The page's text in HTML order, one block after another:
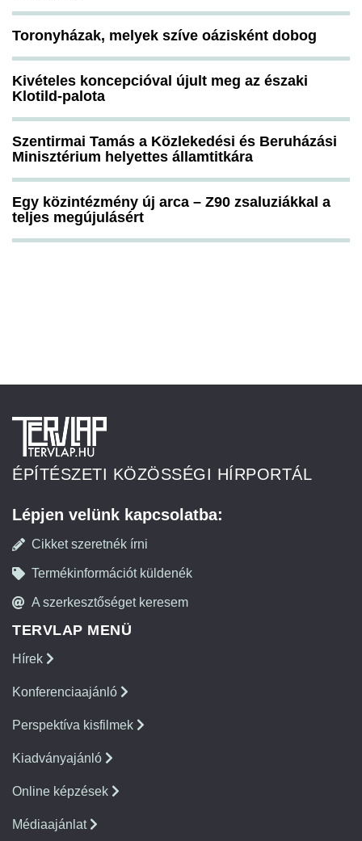
Toronyházak, melyek szíve oázisként dobog
Kivételes koncepcióval újult meg az északi
Klotild-palota
Szentirmai Tamás a Közlekedési és Beruházási
Minisztérium helyettes államtitkára
Egy közintézmény új arca – Z90 zsaluziákkal a
teljes megújulásért
ÉPÍTÉSZETI KÖZÖSSÉGI HÍRPORTÁL
Lépjen velünk kapcsolatba:
Cikket szeretnék írni
Termékinformációt küldenék
A szerkesztőséget keresem
TERVLAP MENÜ
Hírek
Konferenciaajánló
Perspektíva kisfilmek
Kiadványajánló
Online képzések
Médiaajánlat